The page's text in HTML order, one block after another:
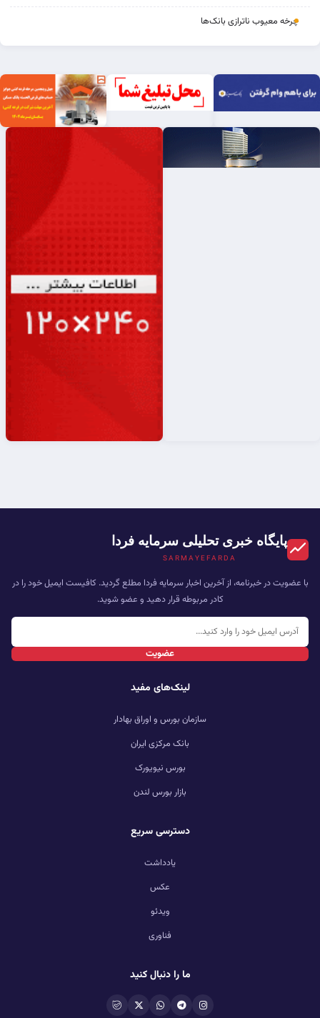
چرخه‌ معیوب ناترازی بانک‌ها
پایگاه خبری تحلیلی سرمایه فردا
SARMAYEFARDA
با عضویت در خبرنامه، از آخرین اخبار سرمایه فردا مطلع گردید. کافیست ایمیل خود را در
کادر مربوطه قرار دهید و عضو شوید.
عضویت
لینک‌های مفید
سازمان بورس و اوراق بهادار
بانک مرکزی ایران
بورس نیویورک
بازار بورس لندن
دسترسی سریع
یادداشت
عکس
ویدئو
فناوری
ما را دنبال کنید